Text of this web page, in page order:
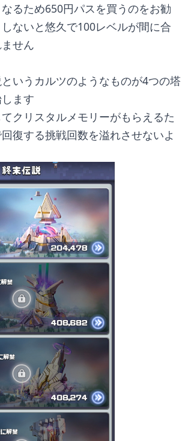
るため650円パスを買うのをお勧
ないと悠久で100レベルが間に合
せん
いうカルツのようなものが4つの塔
ます
クリスタルメモリーがもらえるた
復する挑戦回数を溢れさせないよ